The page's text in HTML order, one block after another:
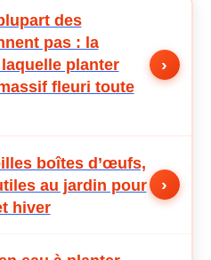
des
pas : la
planter
fleuri toute
›
boîtes d’œufs,
au jardin pour
hiver
›